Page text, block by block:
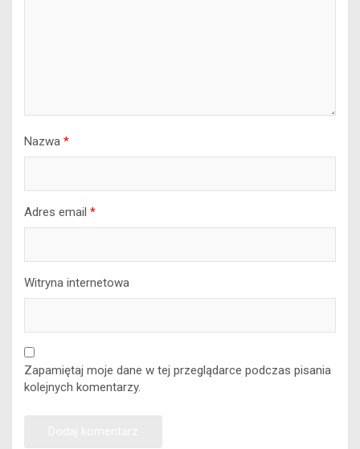
Nazwa *
Adres email *
Witryna internetowa
Zapamiętaj moje dane w tej przeglądarce podczas pisania
kolejnych komentarzy.